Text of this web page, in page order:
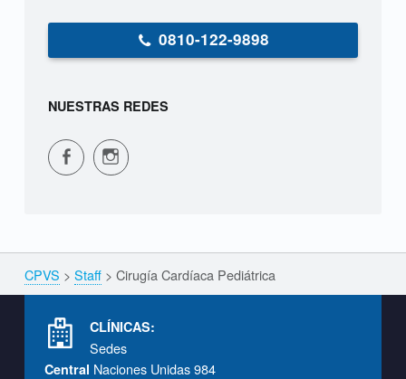
0810-122-9898
NUESTRAS REDES
CPVS en Facebook CPVS en Instagram
Breadcrumbs navigation
CPVS > Staff> Cirugía Cardíaca Pediátrica
CLÍNICAS:
Sedes
Central Naciones Unidas 984